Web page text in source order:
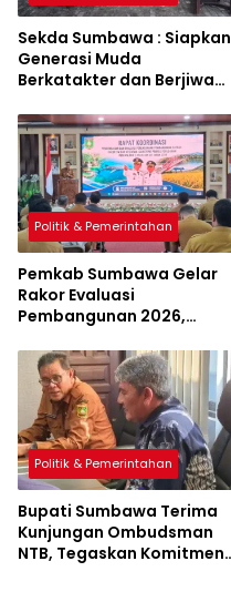
Sekda Sumbawa : Siapkan
Generasi Muda
Berkatakter dan Berjiwa
Politik & Pemerintahan
Pemkab Sumbawa Gelar
Rakor Evaluasi
Pembangunan 2026,
Perubahan Resmi
Diluncurkan
Politik & Pemerintahan
Bupati Sumbawa Terima
Kunjungan Ombudsman
NTB, Tegaskan Komitmen